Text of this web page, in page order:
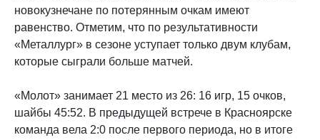
новокузнечане по потерянным очкам имеют
равенство. Отметим, что по результативности
«Металлург» в сезоне уступает только двум клубам,
которые сыграли больше матчей.
«Молот» занимает 21 место из 26: 16 игр, 15 очков,
шайбы 45:52. В предыдущей встрече в Красноярске
команда вела 2:0 после первого периода, но в итоге